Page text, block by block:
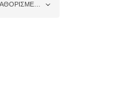
ΠΡΟΚΑΘΟΡΙΣΜΈΝΗ ΤΑΞΙΝΌΜΗΣΗ